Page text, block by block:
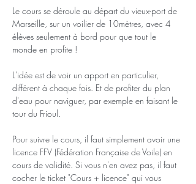
Le cours se déroule au départ du vieux-port de
Marseille, sur un voilier de 10mètres, avec 4
élèves seulement à bord pour que tout le
monde en profite !
L'idée est de voir un apport en particulier,
différent à chaque fois. Et de profiter du plan
d'eau pour naviguer, par exemple en faisant le
tour du Frioul.
Pour suivre le cours, il faut simplement avoir une
licence FFV (Fédération Française de Voile) en
cours de validité. Si vous n'en avez pas, il faut
cocher le ticket "Cours + licence" qui vous